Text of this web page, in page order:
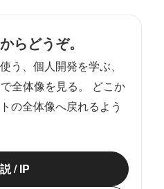
らどうぞ。
う、個人開発を学ぶ、
全体像を見る。 どこか
の全体像へ戻れるよう
/ IP